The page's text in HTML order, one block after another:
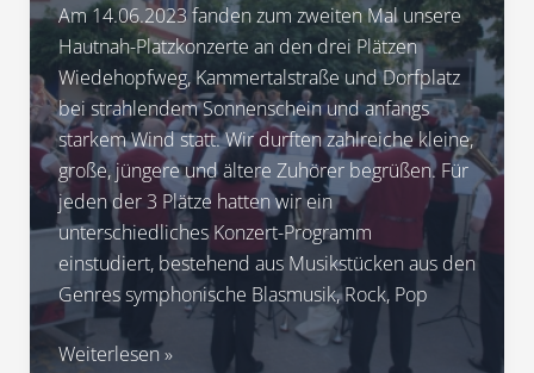
Tiengen-
Impressionen
Am 14.06.2023 fanden zum zweiten Mal unsere
Hautnah-Platzkonzerte an den drei Plätzen
Wiedehopfweg, Kammertalstraße und Dorfplatz
bei strahlendem Sonnenschein und anfangs
starkem Wind statt. Wir durften zahlreiche kleine,
große, jüngere und ältere Zuhörer begrüßen. Für
jeden der 3 Plätze hatten wir ein
unterschiedliches Konzert-Programm
einstudiert, bestehend aus Musikstücken aus den
Genres symphonische Blasmusik, Rock, Pop
2023
Weiterlesen »